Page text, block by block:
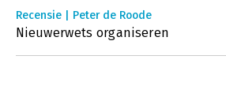
Recensie | Peter de Roode
Nieuwerwets organiseren